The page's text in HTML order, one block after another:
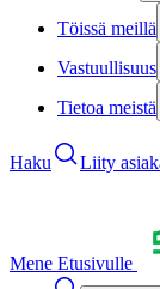
Töissä meillä
Vastuullisuus
Tietoa meistä
Haku Liity
Mene Etusivulle